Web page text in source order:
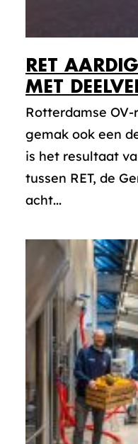
RET
MET
Rotterdamse
gemak ook een
is het resultaat
tussen RET, de
acht...